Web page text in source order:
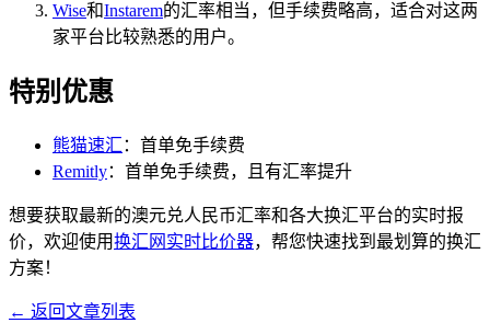
Wise和Instarem的汇率相当，但手续费略高，适合对这两
家平台比较熟悉的用户。
特别优惠
熊猫速汇 ：首单免手续费
Remitly：首单免手续费，且有汇率提升
想要获取最新的澳元兑人民币汇率和各大换汇平台的实时报
价，欢迎使用换汇网实时比价器，帮您快速找到最划算的换汇
方案！
← 返回文章列表